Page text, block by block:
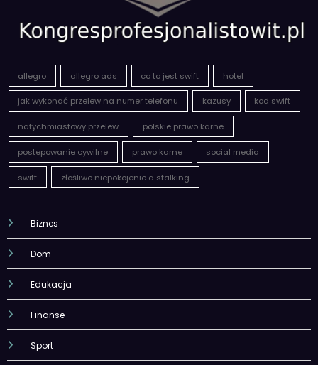
allegro allegro ads co to jest swift hotel
natychmiastowy przelew polskie prawo karne
postepowanie cywilne prawo karne social media
swift złośliwe niepokojenie a stalking
Biznes
Edukacja
Finanse
Sport
Kontakt